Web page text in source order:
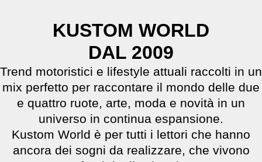
KUSTOM WORLD
DAL 2009
Trend motoristici e lifestyle attuali raccolti in un
mix perfetto per raccontare il mondo delle due
e quattro ruote, arte, moda e novità in un
universo in continua espansione.
Kustom World è per tutti i lettori che hanno
ancora dei sogni da realizzare, che vivono